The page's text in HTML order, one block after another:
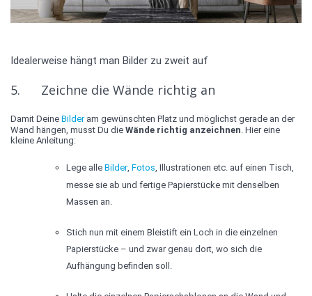
Idealerweise hängt man Bilder zu zweit auf
5. Zeichne die Wände richtig an
Damit Deine Bilderam gewünschten Platz und möglichst gerade an der
Wand hängen, musst Du die Wände richtig anzeichnen . Hier eine
kleine Anleitung:
Lege alle Bilder, Fotos , Illustrationen etc. auf einen Tisch,
messe sie ab und fertige Papierstücke mit denselben
Massen an.
Stich nun mit einem Bleistift ein Loch in die einzelnen
Papierstücke – und zwar genau dort, wo sich die
Aufhängung befinden soll.